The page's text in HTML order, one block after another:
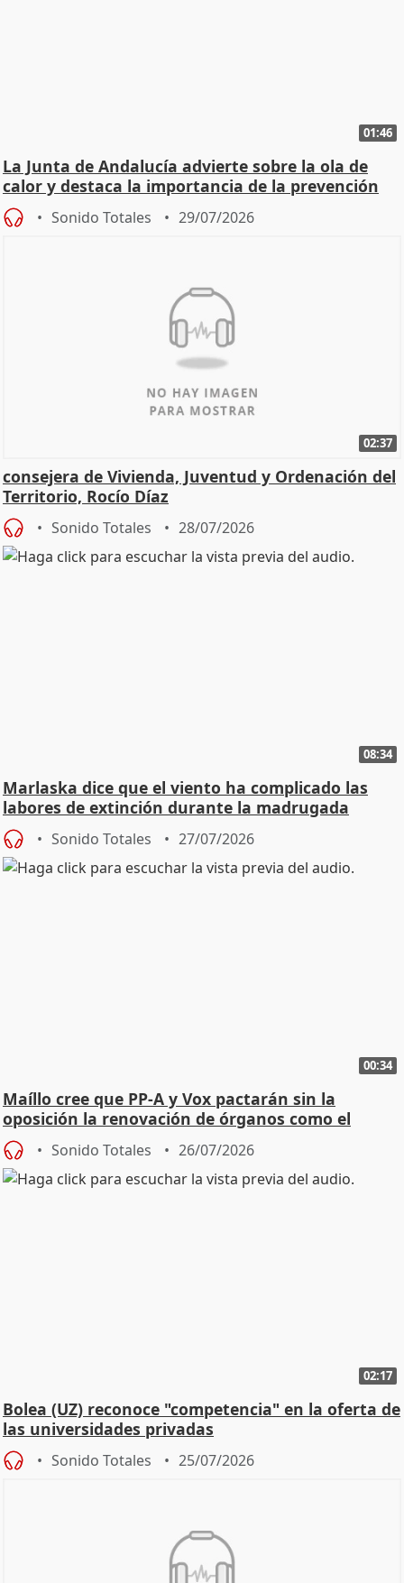
01:46
La Junta de Andalucía advierte sobre la ola de
calor y destaca la importancia de la prevención
Sonido Totales 29/07/2026
02:37
consejera de Vivienda, Juventud y Ordenación del
Territorio, Rocío Díaz
Sonido Totales 28/07/2026
08:34
Marlaska dice que el viento ha complicado las
labores de extinción durante la madrugada
Sonido Totales 27/07/2026
00:34
Maíllo cree que PP-A y Vox pactarán sin la
oposición la renovación de órganos como el
Defensor
Sonido Totales 26/07/2026
02:17
Bolea (UZ) reconoce "competencia" en la oferta de
las universidades privadas
Sonido Totales 25/07/2026